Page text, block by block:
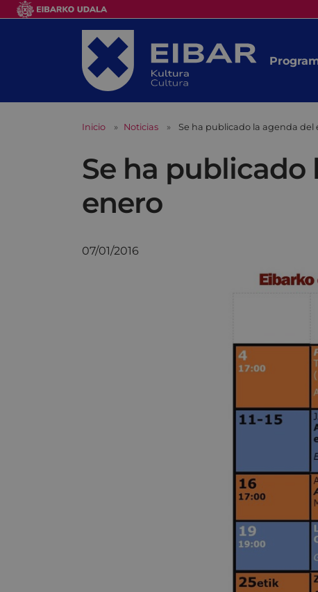
Inicio Noticias Se ha publicado la agenda del
Se ha publicado
enero
07/01/2016